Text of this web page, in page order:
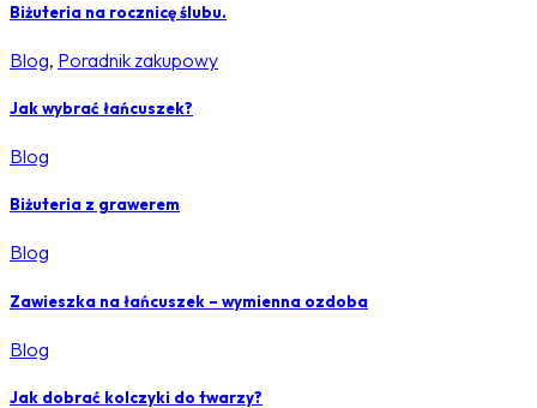
Biżuteria na rocznicę ślubu.
Blog, Poradnik zakupowy
Jak wybrać łańcuszek?
Blog
Biżuteria z grawerem
Blog
Zawieszka na łańcuszek – wymienna ozdoba
Blog
Jak dobrać kolczyki do twarzy?